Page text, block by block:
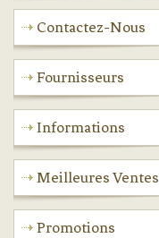
Contactez-Nous
Fournisseurs
Informations
Meilleures Ventes
Promotions